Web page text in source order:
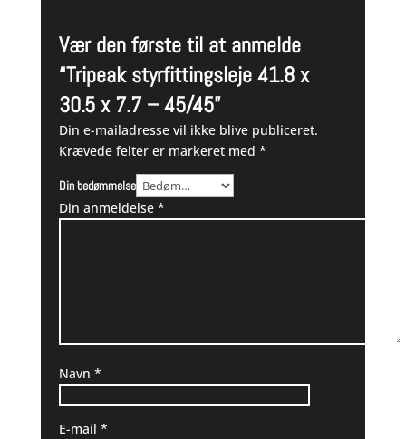
Vær den første til at anmelde
“Tripeak styrfittingsleje 41.8 x
30.5 x 7.7 – 45/45”
Din e-mailadresse vil ikke blive publiceret.
Krævede felter er markeret med *
Din bedømmelse
Din anmeldelse *
Navn *
E-mail *